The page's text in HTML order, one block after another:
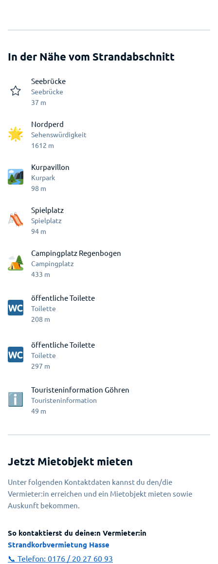
In der Nähe vom Strandabschnitt
Seebrücke
Seebrücke
37 m
Nordperd
Sehenswürdigkeit
1612 m
Kurpavillon
Kurpark
98 m
Spielplatz
Spielplatz
94 m
Campingplatz Regenbogen
Campingplatz
433 m
öffentliche Toilette
Toilette
208 m
öffentliche Toilette
Toilette
297 m
Touristeninformation Göhren
Touristeninformation
49 m
Jetzt Mietobjekt mieten
Unter folgenden Kontaktdaten kannst du den/die
Vermieter:in erreichen und ein Mietobjekt mieten sowie
Auskunft bekommen.
So kontaktierst du deine:n Vermieter:in
Strandkorbvermietung Hasse
📞 Telefon: 0176 / 20 27 60 93